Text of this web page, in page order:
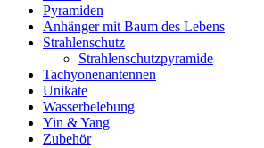
Pyramiden
Anhänger mit Baum des Lebens
Strahlenschutz
Strahlenschutzpyramide
Tachyonenantennen
Unikate
Wasserbelebung
Yin & Yang
Zubehör